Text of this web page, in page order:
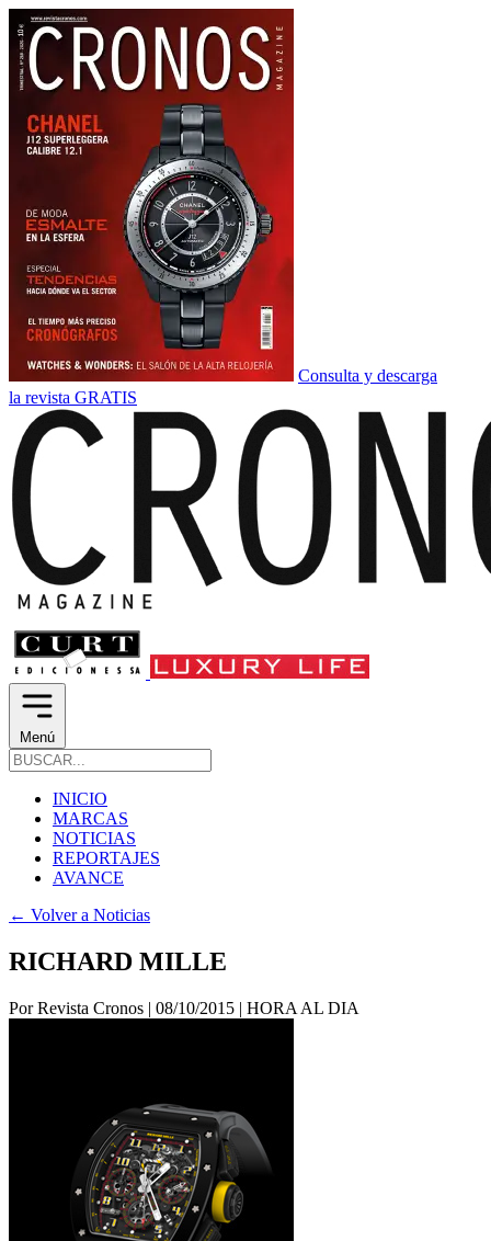
Consulta y descarga
la revista GRATIS
Menú
INICIO
MARCAS
NOTICIAS
REPORTAJES
AVANCE
← Volver a Noticias
RICHARD MILLE
Por Revista Cronos | 08/10/2015 | HORA AL DIA